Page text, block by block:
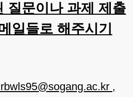
질문이나 과제 제출
일들로 해주시기
,